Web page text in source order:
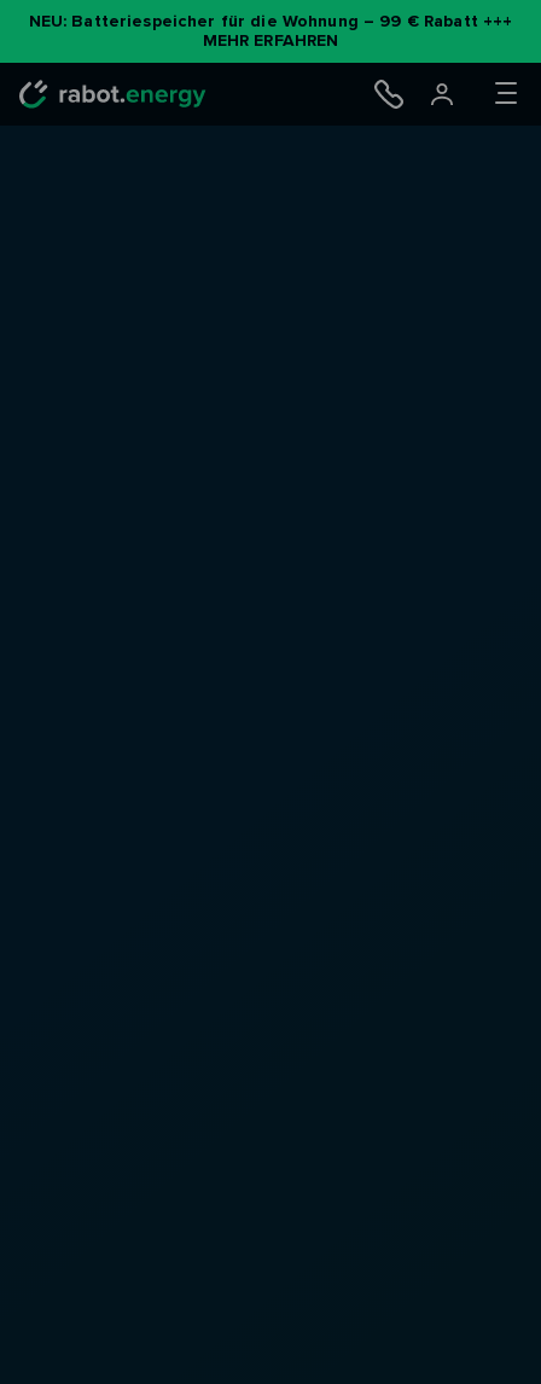
NEU: Batteriespeicher für die Wohnung – 99 € Rabatt +++
MEHR ERFAHREN